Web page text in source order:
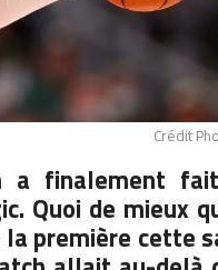
Crédit
a finalement
Quoi de mieux
première cette